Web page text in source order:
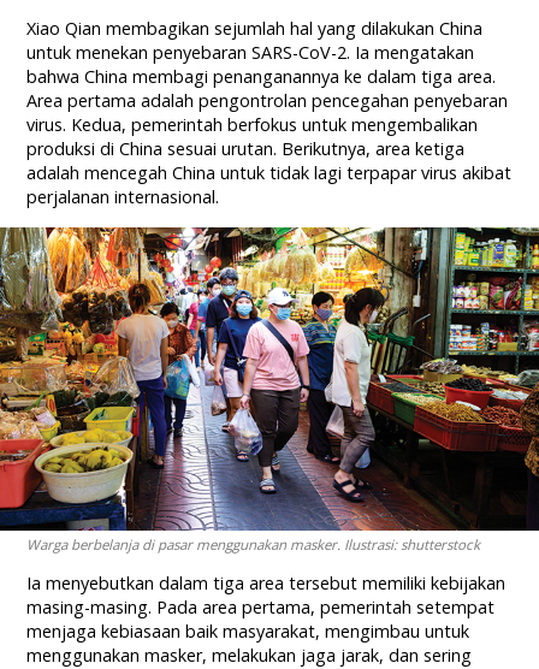
Xiao Qian membagikan sejumlah hal yang dilakukan China
untuk menekan penyebaran SARS-CoV-2. Ia mengatakan
bahwa China membagi penanganannya ke dalam tiga area.
Area pertama adalah pengontrolan pencegahan penyebaran
virus. Kedua, pemerintah berfokus untuk mengembalikan
produksi di China sesuai urutan. Berikutnya, area ketiga
adalah mencegah China untuk tidak lagi terpapar virus akibat
perjalanan internasional.
Warga berbelanja di pasar menggunakan masker. Ilustrasi: shutterstock
Ia menyebutkan dalam tiga area tersebut memiliki kebijakan
masing-masing. Pada area pertama, pemerintah setempat
menjaga kebiasaan baik masyarakat, mengimbau untuk
menggunakan masker, melakukan jaga jarak, dan sering